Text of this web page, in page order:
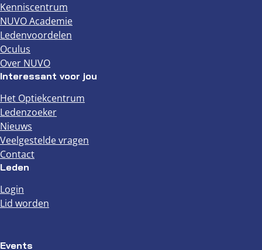
Kenniscentrum
NUVO Academie
Ledenvoordelen
Oculus
Over NUVO
Interessant voor jou
Het Optiekcentrum
Ledenzoeker
Nieuws
Veelgestelde vragen
Contact
Leden
Login
Lid worden
Events